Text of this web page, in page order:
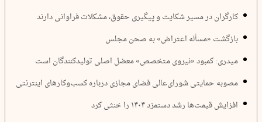
کارگران در مسیر شکایت و پیگیری حقوق، مشکلات فراوانی دارند
بازگشت «مسأله اعتراض» به صحن مجلس
میدری: کمبود «نیروی متخصص» معضل اصلی تولیدکنندگان است
مصوبه حمایتی شورای‌عالی فضای مجازی درباره کسب‌وکارهای اینترنتی
افزایش قیمت‌ها رشد دستمزد ۱۴۰۴ را خنثی کرد